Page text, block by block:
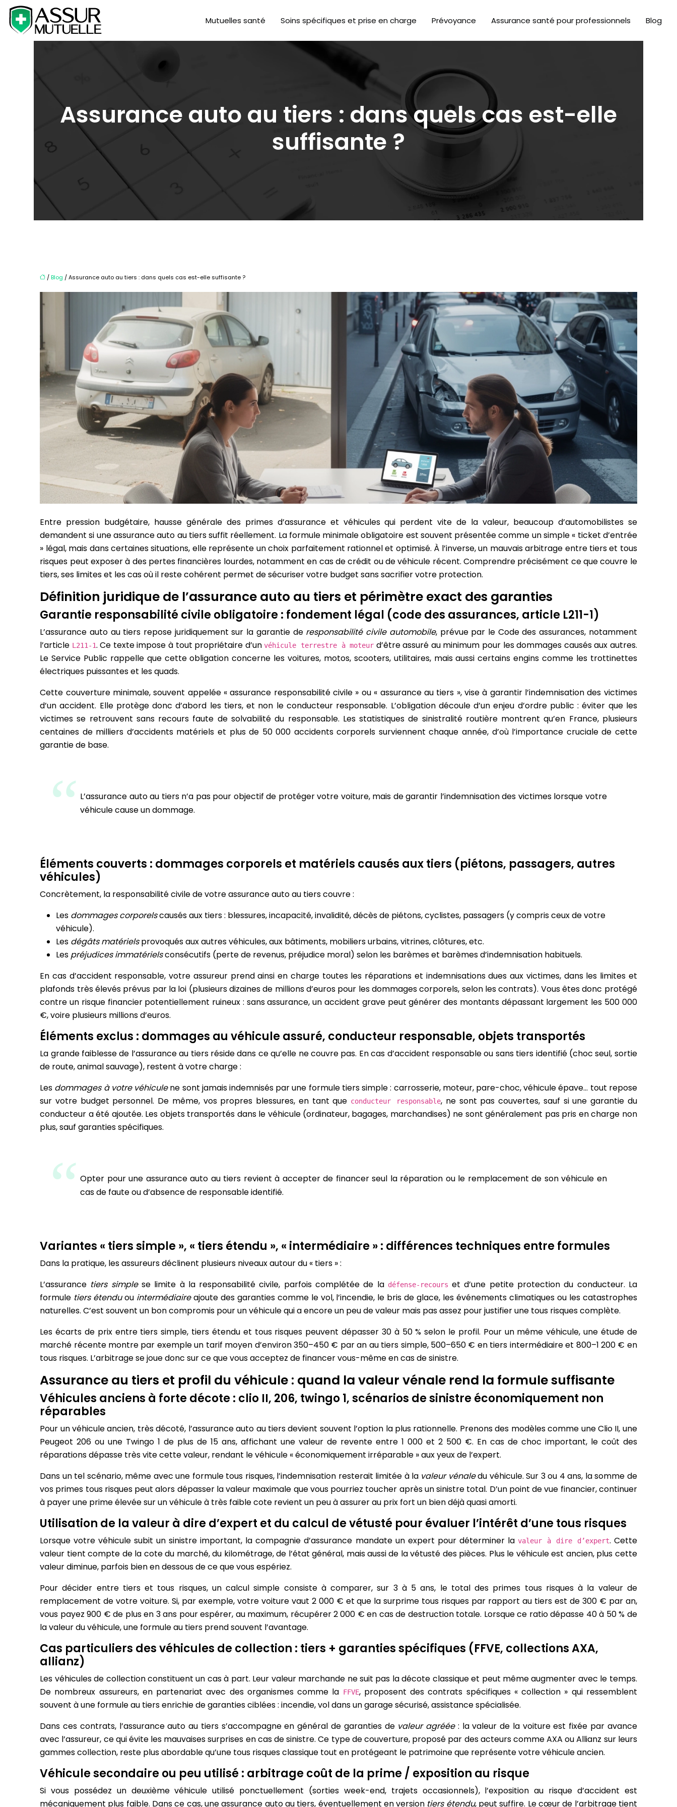
Mutuelles santé Soins spécifiques et prise en charge Prévoyance Assurance santé pour professionnels Blog
Assurance auto au tiers : dans quels cas est-elle
suffisante ?
/Blog / Assurance auto au tiers : dans quels cas est-elle suffisante ?
Entre pression budgétaire, hausse générale des primes d’assurance et véhicules qui perdent vite de la valeur, beaucoup d’automobilistes se
demandent si une assurance auto au tiers suffit réellement. La formule minimale obligatoire est souvent présentée comme un simple « ticket d’entrée
» légal, mais dans certaines situations, elle représente un choix parfaitement rationnel et optimisé. À l’inverse, un mauvais arbitrage entre tiers et tous
risques peut exposer à des pertes financières lourdes, notamment en cas de crédit ou de véhicule récent. Comprendre précisément ce que couvre le
tiers, ses limites et les cas où il reste cohérent permet de sécuriser votre budget sans sacrifier votre protection.
Définition juridique de l’assurance auto au tiers et périmètre exact des garanties
Garantie responsabilité civile obligatoire : fondement légal (code des assurances, article L211-1)
L’assurance auto au tiers repose juridiquement sur la garantie de responsabilité civile automobile, prévue par le Code des assurances, notamment
l’article L211-1. Ce texte impose à tout propriétaire d’unvéhicule terrestre à moteur d’être assuré au minimum pour les dommages causés aux autres.
Le Service Public rappelle que cette obligation concerne les voitures, motos, scooters, utilitaires, mais aussi certains engins comme les trottinettes
électriques puissantes et les quads.
Cette couverture minimale, souvent appelée « assurance responsabilité civile » ou « assurance au tiers », vise à garantir l’indemnisation des victimes
d’un accident. Elle protège donc d’abord les tiers, et non le conducteur responsable. L’obligation découle d’un enjeu d’ordre public : éviter que les
victimes se retrouvent sans recours faute de solvabilité du responsable. Les statistiques de sinistralité routière montrent qu’en France, plusieurs
centaines de milliers d’accidents matériels et plus de 50 000 accidents corporels surviennent chaque année, d’où l’importance cruciale de cette
garantie de base.
L’assurance auto au tiers n’a pas pour objectif de protéger votre voiture, mais de garantir l’indemnisation des victimes lorsque votre
véhicule cause un dommage.
Éléments couverts : dommages corporels et matériels causés aux tiers (piétons, passagers, autres
véhicules)
Concrètement, la responsabilité civile de votre assurance auto au tiers couvre :
Les dommages corporelscausés aux tiers : blessures, incapacité, invalidité, décès de piétons, cyclistes, passagers (y compris ceux de votre
véhicule).
Les dégâts matérielsprovoqués aux autres véhicules, aux bâtiments, mobiliers urbains, vitrines, clôtures, etc.
Les préjudices immatérielsconsécutifs (perte de revenus, préjudice moral) selon les barèmes et barèmes d’indemnisation habituels.
En cas d’accident responsable, votre assureur prend ainsi en charge toutes les réparations et indemnisations dues aux victimes, dans les limites et
plafonds très élevés prévus par la loi (plusieurs dizaines de millions d’euros pour les dommages corporels, selon les contrats). Vous êtes donc protégé
contre un risque financier potentiellement ruineux : sans assurance, un accident grave peut générer des montants dépassant largement les 500 000
€, voire plusieurs millions d’euros.
Éléments exclus : dommages au véhicule assuré, conducteur responsable, objets transportés
La grande faiblesse de l’assurance au tiers réside dans ce qu’elle ne couvre pas. En cas d’accident responsable ou sans tiers identifié (choc seul, sortie
de route, animal sauvage), restent à votre charge :
Les dommages à votre véhiculene sont jamais indemnisés par une formule tiers simple : carrosserie, moteur, pare-choc, véhicule épave… tout repose
sur votre budget personnel. De même, vos propres blessures, en tant que conducteur responsable, ne sont pas couvertes, sauf si une garantie du
conducteur a été ajoutée. Les objets transportés dans le véhicule (ordinateur, bagages, marchandises) ne sont généralement pas pris en charge non
plus, sauf garanties spécifiques.
Opter pour une assurance auto au tiers revient à accepter de financer seul la réparation ou le remplacement de son véhicule en
cas de faute ou d’absence de responsable identifié.
Variantes « tiers simple », « tiers étendu », « intermédiaire » : différences techniques entre formules
Dans la pratique, les assureurs déclinent plusieurs niveaux autour du « tiers » :
L’assurance tiers simplese limite à la responsabilité civile, parfois complétée de la défense-recours et d’une petite protection du conducteur. La
formule tiers étenduou intermédiaireajoute des garanties comme le vol, l’incendie, le bris de glace, les événements climatiques ou les catastrophes
naturelles. C’est souvent un bon compromis pour un véhicule qui a encore un peu de valeur mais pas assez pour justifier une tous risques complète.
Les écarts de prix entre tiers simple, tiers étendu et tous risques peuvent dépasser 30 à 50 % selon le profil. Pour un même véhicule, une étude de
marché récente montre par exemple un tarif moyen d’environ 350–450 € par an au tiers simple, 500–650 € en tiers intermédiaire et 800–1 200 € en
tous risques. L’arbitrage se joue donc sur ce que vous acceptez de financer vous-même en cas de sinistre.
Assurance au tiers et profil du véhicule : quand la valeur vénale rend la formule suffisante
Véhicules anciens à forte décote : clio II, 206, twingo 1, scénarios de sinistre économiquement non
réparables
Pour un véhicule ancien, très décoté, l’assurance auto au tiers devient souvent l’option la plus rationnelle. Prenons des modèles comme une Clio II, une
Peugeot 206 ou une Twingo 1 de plus de 15 ans, affichant une valeur de revente entre 1 000 et 2 500 €. En cas de choc important, le coût des
réparations dépasse très vite cette valeur, rendant le véhicule « économiquement irréparable » aux yeux de l’expert.
Dans un tel scénario, même avec une formule tous risques, l’indemnisation resterait limitée à la valeur vénaledu véhicule. Sur 3 ou 4 ans, la somme de
vos primes tous risques peut alors dépasser la valeur maximale que vous pourriez toucher après un sinistre total. D’un point de vue financier, continuer
à payer une prime élevée sur un véhicule à très faible cote revient un peu à assurer au prix fort un bien déjà quasi amorti.
Utilisation de la valeur à dire d’expert et du calcul de vétusté pour évaluer l’intérêt d’une tous risques
Lorsque votre véhicule subit un sinistre important, la compagnie d’assurance mandate un expert pour déterminer la valeur à dire d’expert. Cette
valeur tient compte de la cote du marché, du kilométrage, de l’état général, mais aussi de la vétusté des pièces. Plus le véhicule est ancien, plus cette
valeur diminue, parfois bien en dessous de ce que vous espériez.
Pour décider entre tiers et tous risques, un calcul simple consiste à comparer, sur 3 à 5 ans, le total des primes tous risques à la valeur de
remplacement de votre voiture. Si, par exemple, votre voiture vaut 2 000 € et que la surprime tous risques par rapport au tiers est de 300 € par an,
vous payez 900 € de plus en 3 ans pour espérer, au maximum, récupérer 2 000 € en cas de destruction totale. Lorsque ce ratio dépasse 40 à 50 % de
la valeur du véhicule, une formule au tiers prend souvent l’avantage.
Cas particuliers des véhicules de collection : tiers + garanties spécifiques (FFVE, collections AXA,
allianz)
Les véhicules de collection constituent un cas à part. Leur valeur marchande ne suit pas la décote classique et peut même augmenter avec le temps.
De nombreux assureurs, en partenariat avec des organismes comme la FFVE, proposent des contrats spécifiques « collection » qui ressemblent
souvent à une formule au tiers enrichie de garanties ciblées : incendie, vol dans un garage sécurisé, assistance spécialisée.
Dans ces contrats, l’assurance auto au tiers s’accompagne en général de garanties de valeur agréée: la valeur de la voiture est fixée par avance
avec l’assureur, ce qui évite les mauvaises surprises en cas de sinistre. Ce type de couverture, proposé par des acteurs comme AXA ou Allianz sur leurs
gammes collection, reste plus abordable qu’une tous risques classique tout en protégeant le patrimoine que représente votre véhicule ancien.
Véhicule secondaire ou peu utilisé : arbitrage coût de la prime / exposition au risque
Si vous possédez un deuxième véhicule utilisé ponctuellement (sorties week-end, trajets occasionnels), l’exposition au risque d’accident est
mécaniquement plus faible. Dans ce cas, une assurance auto au tiers, éventuellement en version tiers étendu, peut suffire. Le cœur de l’arbitrage tient